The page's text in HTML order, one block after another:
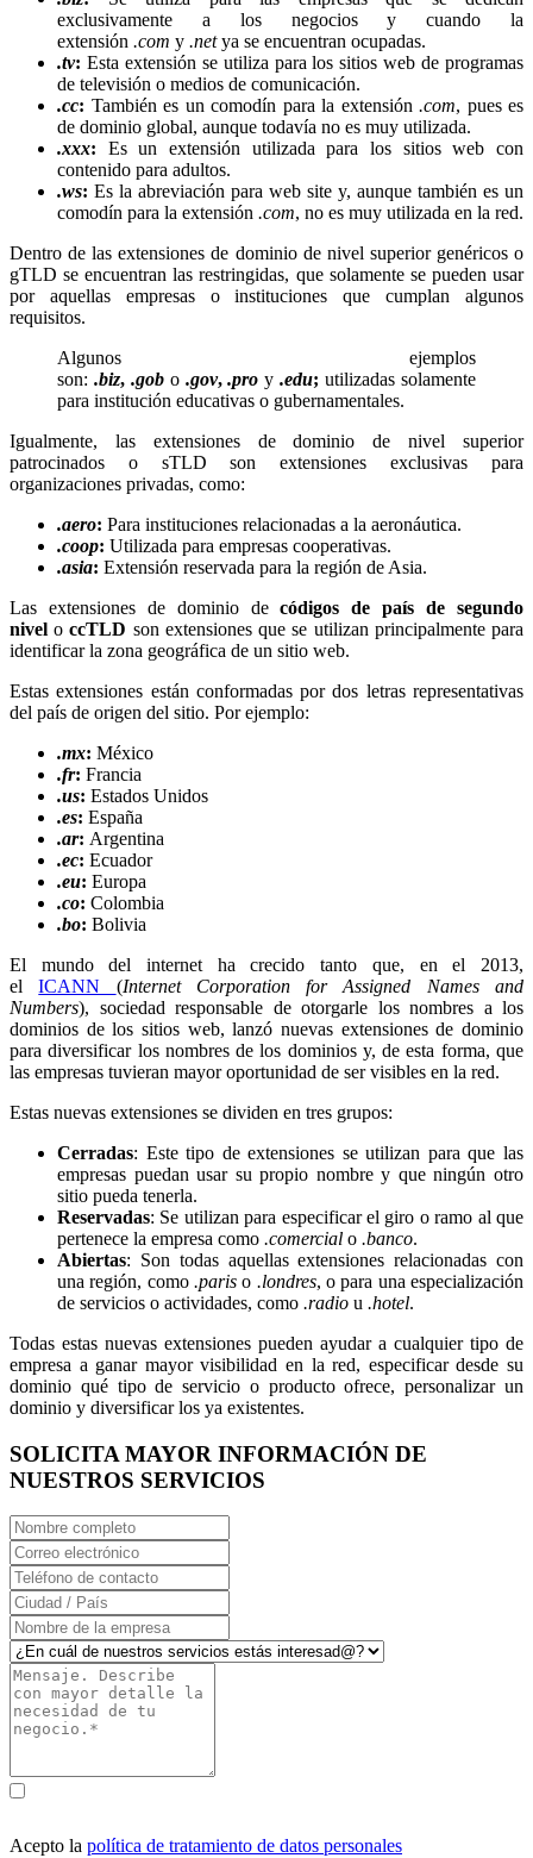
exclusivamente a los negocios y cuando la
extensión .com y .netya se encuentran ocupadas.
.tv: Esta extensión se utiliza para los sitios web de programas
de televisión o medios de comunicación.
.cc: También es un comodín para la extensión .com, pues es
de dominio global, aunque todavía no es muy utilizada.
.xxx: Es un extensión utilizada para los sitios web con
contenido para adultos.
.ws: Es la abreviación para web site y, aunque también es un
comodín para la extensión .com, no es muy utilizada en la red.
Dentro de las extensiones de dominio de nivel superior genéricos o
gTLD se encuentran las restringidas, que solamente se pueden usar
por aquellas empresas o instituciones que cumplan algunos
requisitos.
Algunos ejemplos
son: .biz, .gob o .gov,.pro y.edu;utilizadas solamente
para institución educativas o gubernamentales.
Igualmente, las extensiones de dominio de nivel superior
patrocinados o sTLD son extensiones exclusivas para
organizaciones privadas, como:
.aero: Para instituciones relacionadas a la aeronáutica.
.coop: Utilizada para empresas cooperativas.
.asia: Extensión reservada para la región de Asia.
Las extensiones de dominio decódigos de país de segundo
nivel occTLD son extensiones que se utilizan principalmente para
identificar la zona geográfica de un sitio web.
Estas extensiones están conformadas por dos letras representativas
del país de origen del sitio. Por ejemplo:
.mx: México
.fr: Francia
.us: Estados Unidos
.es: España
.ar: Argentina
.ec: Ecuador
.eu: Europa
.co: Colombia
.bo: Bolivia
El mundo del internet ha crecido tanto que, en el 2013,
elICANN (Internet Corporation for Assigned Names and
Numbers), sociedad responsable de otorgarle los nombres a los
dominios de los sitios web, lanzó nuevas extensiones de dominio
para diversificar los nombres de los dominios y, de esta forma, que
las empresas tuvieran mayor oportunidad de ser visibles en la red.
Estas nuevas extensiones se dividen en tres grupos:
Cerradas: Este tipo de extensiones se utilizan para que las
empresas puedan usar su propio nombre y que ningún otro
sitio pueda tenerla.
Reservadas: Se utilizan para especificar el giro o ramo al que
pertenece la empresa como .comercial o .banco.
Abiertas: Son todas aquellas extensiones relacionadas con
una región, como .pariso .londres, o para una especialización
de servicios o actividades, como .radio u .hotel.
Todas estas nuevas extensiones pueden ayudar a cualquier tipo de
empresa a ganar mayor visibilidad en la red, especificar desde su
dominio qué tipo de servicio o producto ofrece, personalizar un
dominio y diversificar los ya existentes.
SOLICITA MAYOR INFORMACIÓN DE
NUESTROS SERVICIOS
Acepto la política de tratamiento de datos personales